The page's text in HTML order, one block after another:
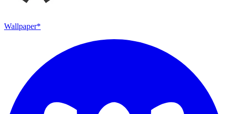
Wallpaper*